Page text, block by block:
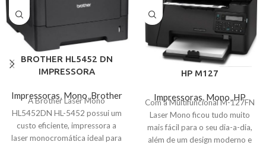
BROTHER HL5452 DN
IMPRESSORA
Impressoras, Mono,Brother
A Brother Laser Mono
HL5452DN HL-5452 possui um
custo eficiente, impressora a
laser monocromática ideal para
HP M127
Impressoras, Mono,HP
Com a Multifuncional M-127FN
Laser Mono ficou tudo muito
mais fácil para o seu dia-a-dia,
além de um design moderno e